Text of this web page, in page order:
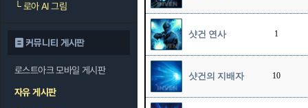
└로아 AI 그림
커뮤니티 게시판
로스트아크 모바일 게시판
자유 게시판
샷건 연사 1
샷건의 지배자 10